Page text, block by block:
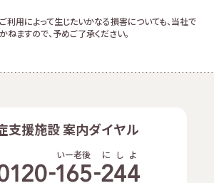
利用によって生じたいかなる損害についても、当社で
ますので、予めご了承ください。
支援施設 案内ダイヤル
いー老後 に し よ